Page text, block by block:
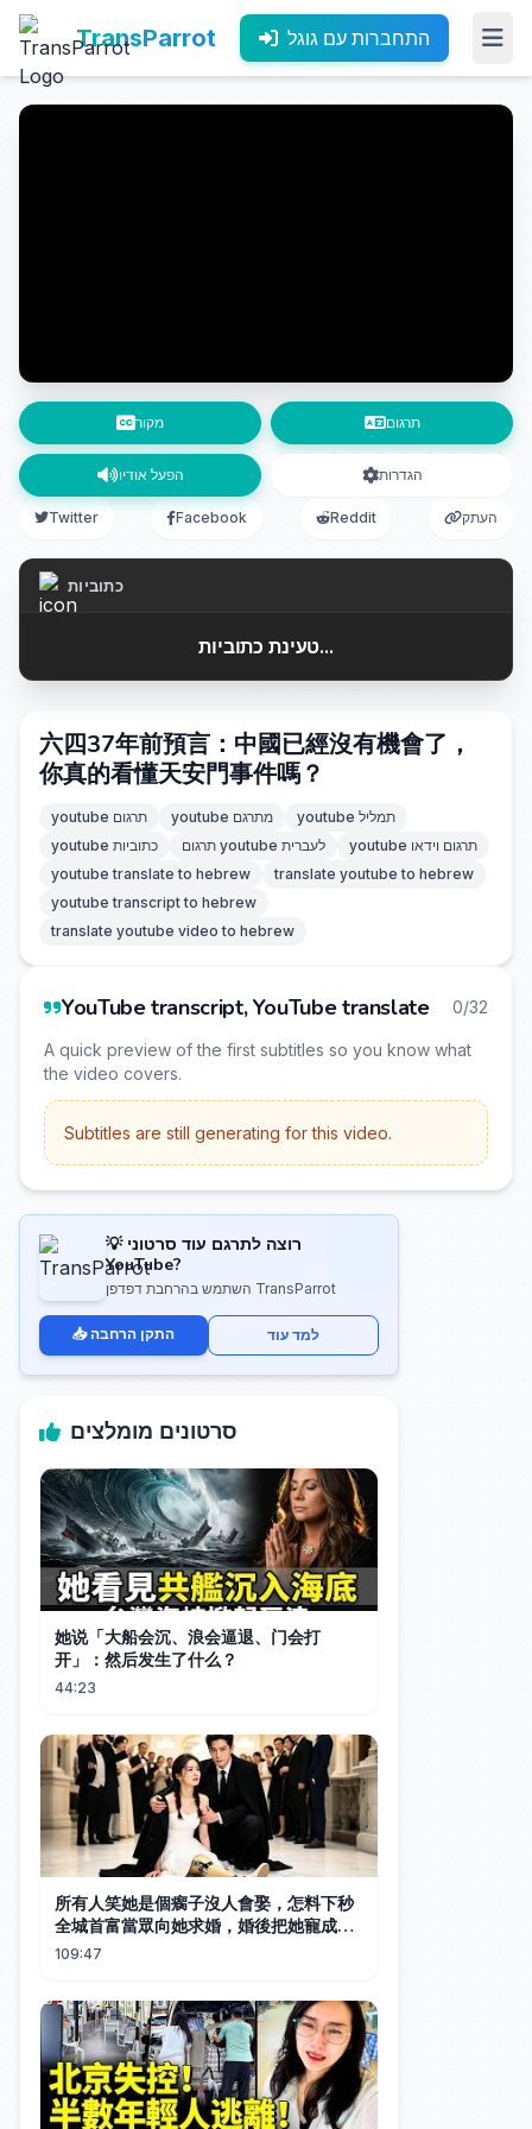
TransParrot התחברות עם גוגל
מקור תרגום
הפעל אודיו הגדרות
Twitter Facebook Reddit העתק
כתוביות
טעינת כתוביות...
六四37年前預言：中國已經沒有機會了，
你真的看懂天安門事件嗎？
youtube תרגום youtube מתרגם
youtube תמליל
youtube כתוביות
תרגום youtube לעברית
youtube תרגום וידאו
youtube translate to hebrew
translate youtube to hebrew
youtube transcript to hebrew
translate youtube video to hebrew
YouTube transcript, YouTube translate 0/32
A quick preview of the first subtitles so you know what
the video covers.
Subtitles are still generating for this video.
💡 רוצה לתרגם עוד סרטוני
YouTube?
השתמש בהרחבת דפדפן TransParrot
📥 התקן הרחבה למד עוד
סרטונים מומלצים
她说「大船会沉、浪会逼退、门会打
开」：然后发生了什么？
44:23
所有人笑她是個瘸子沒人會娶，怎料下秒
全城首富當眾向她求婚，婚後把她寵成全
世界最幸福的女人！#都市 #drama #短
109:47